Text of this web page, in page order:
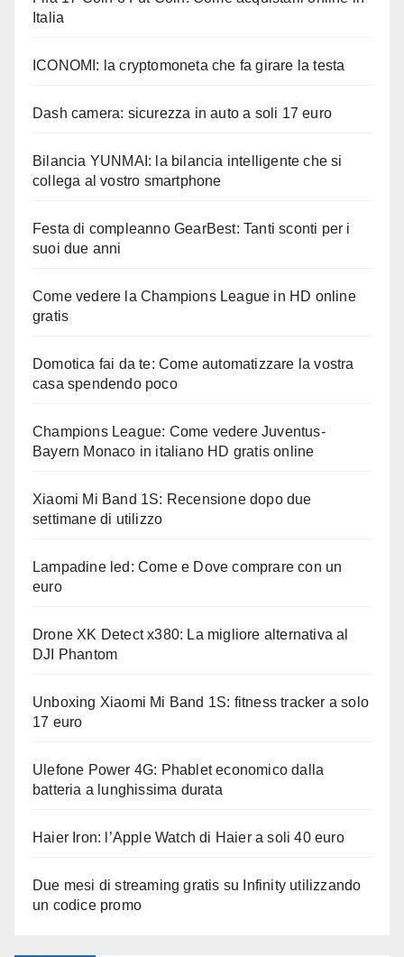
Italia
ICONOMI: la cryptomoneta che fa girare la testa
Dash camera: sicurezza in auto a soli 17 euro
Bilancia YUNMAI: la bilancia intelligente che si
collega al vostro smartphone
Festa di compleanno GearBest: Tanti sconti per i
suoi due anni
Come vedere la Champions League in HD online
gratis
Domotica fai da te: Come automatizzare la vostra
casa spendendo poco
Champions League: Come vedere Juventus-
Bayern Monaco in italiano HD gratis online
Xiaomi Mi Band 1S: Recensione dopo due
settimane di utilizzo
Lampadine led: Come e Dove comprare con un
euro
Drone XK Detect x380: La migliore alternativa al
DJI Phantom
Unboxing Xiaomi Mi Band 1S: fitness tracker a solo
17 euro
Ulefone Power 4G: Phablet economico dalla
batteria a lunghissima durata
Haier Iron: l’Apple Watch di Haier a soli 40 euro
Due mesi di streaming gratis su Infinity utilizzando
un codice promo